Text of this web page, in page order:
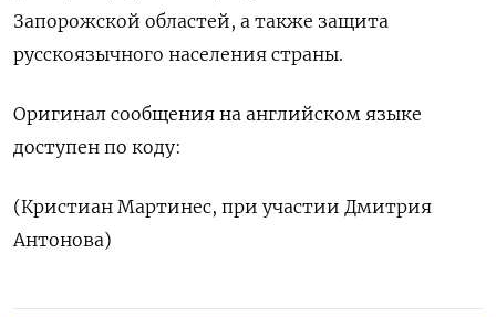
Запорожской областей, а также защита
русскоязычного населения страны.
Оригинал сообщения на английском языке
доступен по коду:
(Кристиан Мартинес, при участии Дмитрия
Антонова)